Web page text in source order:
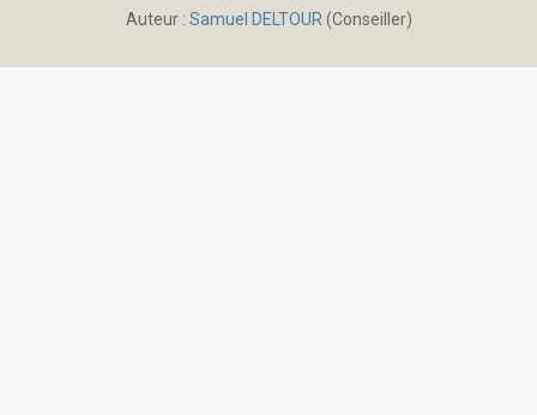
Auteur : Samuel DELTOUR (Conseiller)